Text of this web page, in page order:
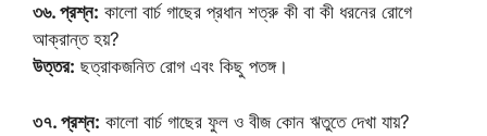
৩৬. প্রশ্ন: কালো বার্চ গাছের প্রধান শত্রু কী বা কী ধরনের রোগে
আক্রান্ত হয়?
উত্তর: ছত্রাকজনিত রোগ এবং কিছু পতঙ্গ।
৩৭. প্রশ্ন: কালো বার্চ গাছের ফুল ও বীজ কোন ঋতুতে দেখা যায়?